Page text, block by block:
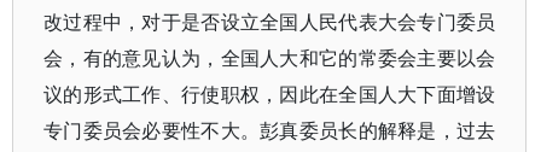
改过程中，对于是否设立全国人民代表大会专门委员
会，有的意见认为，全国人大和它的常委会主要以会
议的形式工作、行使职权，因此在全国人大下面增设
专门委员会必要性不大。彭真委员长的解释是，过去